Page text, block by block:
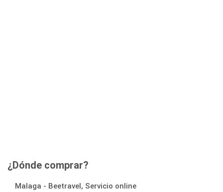
¿Dónde comprar?
Malaga - Beetravel, Servicio online